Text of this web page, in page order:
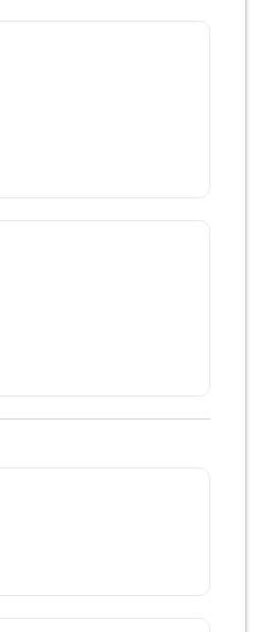
budget. Fra
vi har noget for
at vælge det hotel der
vi vil se, hvad vi kan
hvis du
afsted med ro i sindet
i forbindelse med
på